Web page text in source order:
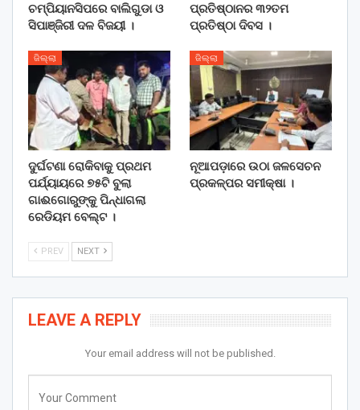
ଚମ୍ପିୟାନସିପରେ ବାଲିଗୁଡା ଓ
ସିପାଞ୍ଜିରୀ ଦଳ ବିଜୟୀ ।
ପ୍ରତିଷ୍ଠାନର ୩୨ତମ
ପ୍ରତିଷ୍ଠା ଦିବସ ।
ଜିଲ୍ଲା
ଦୁର୍ଘଟଣା ରୋକିବାକୁ ପ୍ରଥମ
ପର୍ଯ୍ୟାୟରେ ୭୫ଟି ବୁଲା
ଗାଈଗୋରୁଙ୍କୁ ପିନ୍ଧାଗଲା
ରେଡିୟମ ବେଲ୍ଟ ।
ଜିଲ୍ଲା
ନୂଆପଡ଼ାରେ ଉଠା ଜଳସେଚନ
ପ୍ରକଳ୍ପର ସମୀକ୍ଷା ।
PREV NEXT
LEAVE A REPLY
Your email address will not be published.